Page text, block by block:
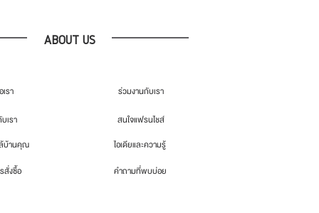
ABOUT US
รา
เรา
บ้านคุณ
สั่งซื้อ
ร่วมงานกับเรา
สนใจแฟรนไชส์
ไอเดียและความรู้
คำถามที่พบบ่อย